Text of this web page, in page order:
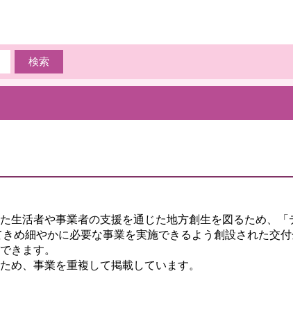
活者や事業者の支援を通じた地方創生を図るため、
め細やかに必要な事業を実施できるよう創設された交付
きます。
め、事業を重複して掲載しています。